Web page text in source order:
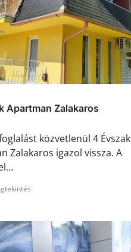
Apartman Zalakaros
közvetlenül 4 Évszak
Zalakaros igazol vissza. A